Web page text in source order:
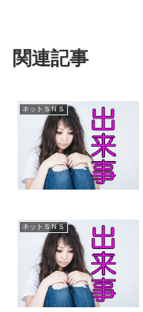
関連記事
ネットＳＮＳ
ネットＳＮＳ